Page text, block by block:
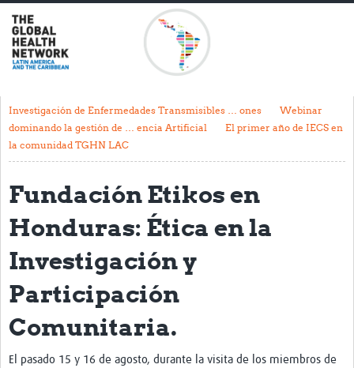
Inicio
Acerca de
Contacto
Clubs de Investigación
Clínica de datos
Sesiones de Aprendizaje Asistido
Mentoría
Talleres
Investigación de Enfermedades Transmisibles … ones
Webinar
dominando la gestión de … encia Artificial
El primer año de IECS en
la comunidad TGHN LAC
Fundación Etikos en
Honduras: Ética en la
Investigación y
Participación
Comunitaria.
El pasado 15 y 16 de agosto, durante la visita de los miembros de